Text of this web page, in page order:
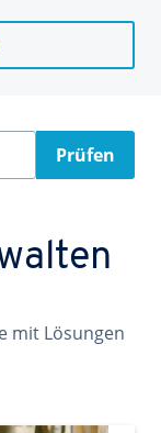
Prüfen
mit Lösungen